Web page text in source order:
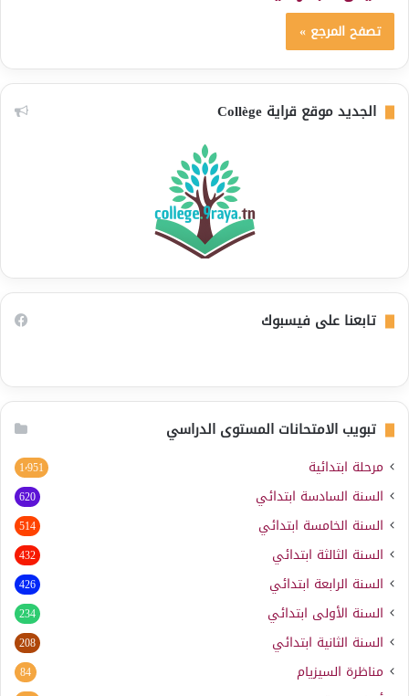
تصفح المرجع »
الجديد موقع قراية Collège
تابعنا على فيسبوك
تبويب الامتحانات المستوى الدراسي
مرحلة ابتدائية 1٬951
السنة السادسة ابتدائي 620
السنة الخامسة ابتدائي 514
السنة الثالثة ابتدائي 432
السنة الرابعة ابتدائي 426
السنة الأولى ابتدائي 234
السنة الثانية ابتدائي 208
مناظرة السيزيام 84